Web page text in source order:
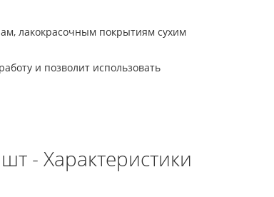
лакокрасочным покрытиям сухим
и позволит использовать
- Характеристики